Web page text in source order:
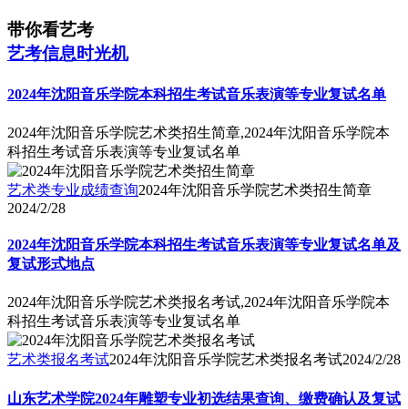
带你看艺考
艺考信息时光机
2024年沈阳音乐学院本科招生考试音乐表演等专业复试名单
2024年沈阳音乐学院艺术类招生简章,2024年沈阳音乐学院本
科招生考试音乐表演等专业复试名单
艺术类专业成绩查询2024年沈阳音乐学院艺术类招生简章
2024/2/28
2024年沈阳音乐学院本科招生考试音乐表演等专业复试名单及
复试形式地点
2024年沈阳音乐学院艺术类报名考试,2024年沈阳音乐学院本
科招生考试音乐表演等专业复试名单
艺术类报名考试2024年沈阳音乐学院艺术类报名考试2024/2/28
山东艺术学院2024年雕塑专业初选结果查询、缴费确认及复试